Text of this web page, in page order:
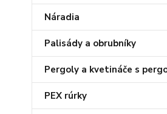
Náradia
Palisády a obrubníky
Pergoly a kvetináče s
PEX rúrky